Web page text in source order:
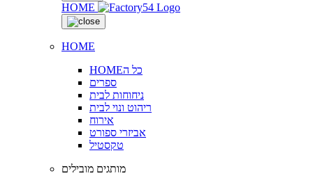
HOME
HOME
HOMEכל ה
ספרים
ניחוחות לבית
ריהוט ונוי לבית
אירוח
אביזרי ספורט
טקסטיל
מותגים מובילים